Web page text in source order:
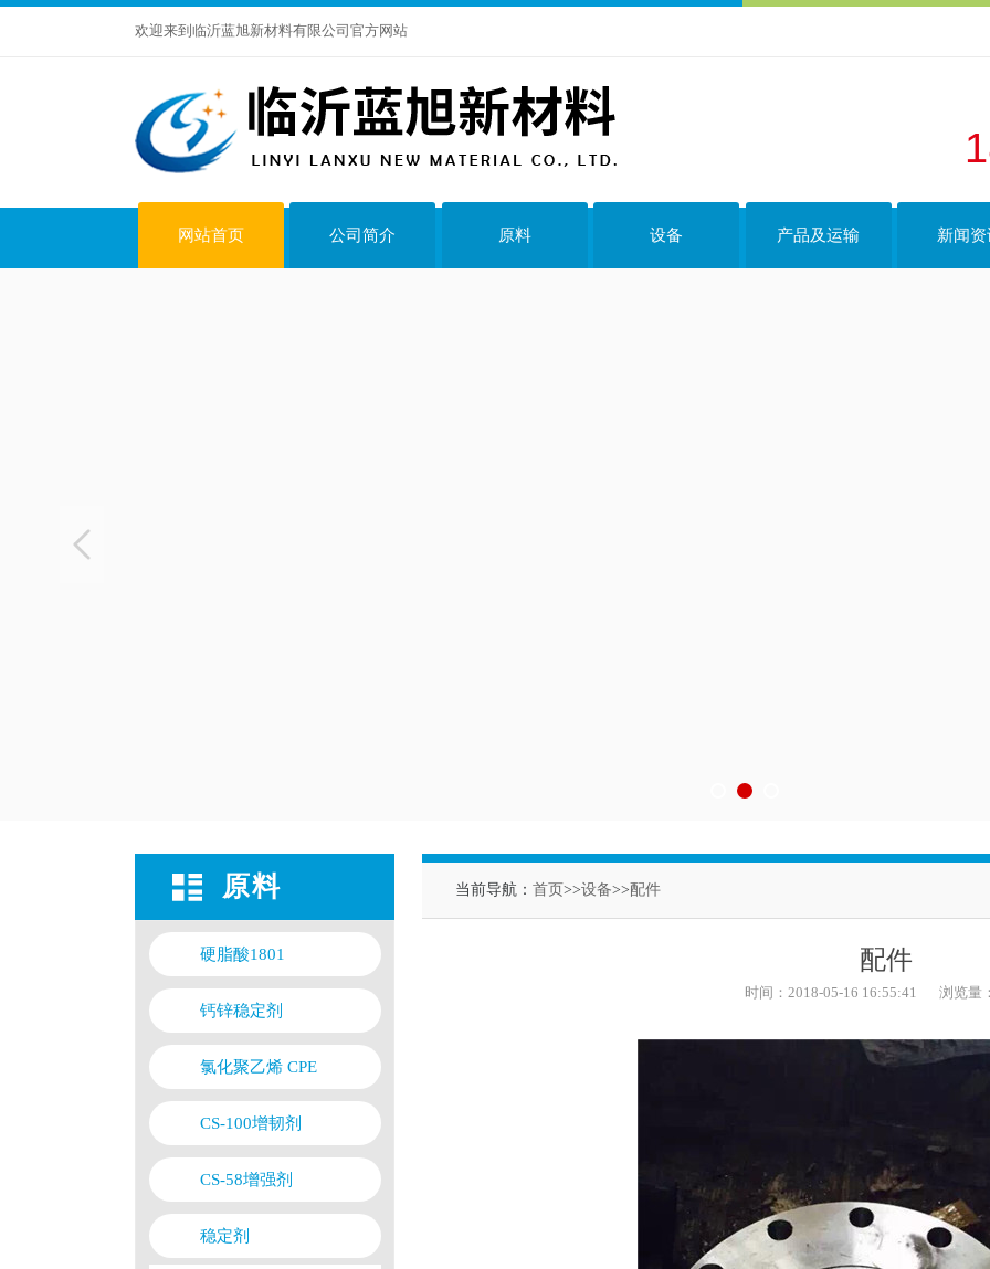
欢迎来到临沂蓝旭新材料有限公司官方网站
网站首页 公司简介 原料 设备 产品及运输 新闻
原料
硬脂酸1801
钙锌稳定剂
氯化聚乙烯 CPE
CS-100增韧剂
CS-58增强剂
稳定剂
当前导航： 首页 >>设备>>配件
配件
时间：2018-05-16 16:55:41 浏览量